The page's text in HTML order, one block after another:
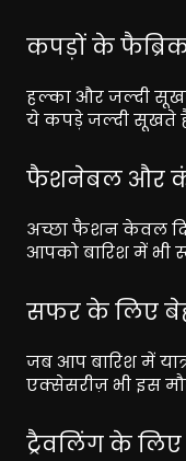
कपड़ों के
हल्का और जल्दी
ये कपड़े जल्दी सूखते
फैशनेबल और
अच्छा फैशन केवल
आपको बारिश में भी
सफर के लिए
जब आप बारिश में
एक्सेसरीज़ भी इस
ट्रैवलिंग के